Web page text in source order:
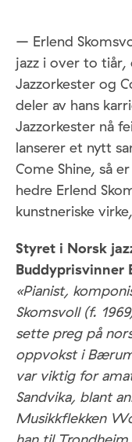
– Erlend
jazz i over to
Jazzorkester og
deler av hans
Jazzorkester nå
lanserer et nytt
Come Shine, så
hedre Erlend
kunstneriske
Styret i Norsk
Buddyprisvinner
«Pianist,
Skomsvoll (f.
sette preg på
oppvokst i
var viktig for
Sandvika, blant
Musikkflekken